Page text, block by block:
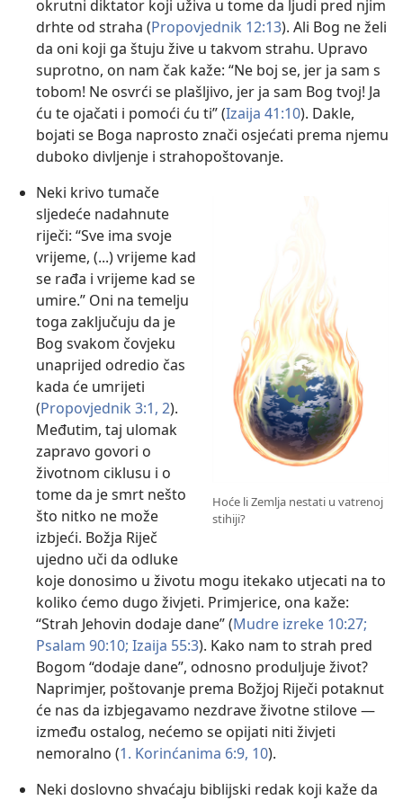
okrutni diktator koji uživa u tome da ljudi pred njim
drhte od straha (Propovjednik 12:13). Ali Bog ne želi
da oni koji ga štuju žive u takvom strahu. Upravo
suprotno, on nam čak kaže: “Ne boj se, jer ja sam s
tobom! Ne osvrći se plašljivo, jer ja sam Bog tvoj! Ja
ću te ojačati i pomoći ću ti” (Izaija 41:10). Dakle,
bojati se Boga naprosto znači osjećati prema njemu
duboko divljenje i strahopoštovanje.
Hoće li Zemlja nestati u vatrenoj
stihiji?
Neki krivo tumače
sljedeće nadahnute
riječi: “Sve ima svoje
vrijeme, (...) vrijeme kad
se rađa i vrijeme kad se
umire.” Oni na temelju
toga zaključuju da je
Bog svakom čovjeku
unaprijed odredio čas
kada će umrijeti
(Propovjednik 3:1, 2).
Međutim, taj ulomak
zapravo govori o
životnom ciklusu i o
tome da je smrt nešto
što nitko ne može
izbjeći. Božja Riječ
ujedno uči da odluke
koje donosimo u životu mogu itekako utjecati na to
koliko ćemo dugo živjeti. Primjerice, ona kaže:
“Strah Jehovin dodaje dane” (Mudre izreke 10:27;
Psalam 90:10; Izaija 55:3). Kako nam to strah pred
Bogom “dodaje dane”, odnosno produljuje život?
Naprimjer, poštovanje prema Božjoj Riječi potaknut
će nas da izbjegavamo nezdrave životne stilove —
između ostalog, nećemo se opijati niti živjeti
nemoralno (1. Korinćanima 6:9, 10).
Neki doslovno shvaćaju biblijski redak koji kaže da